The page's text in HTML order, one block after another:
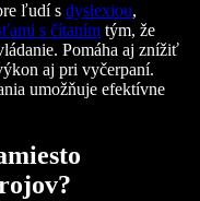
ľudí s dyslexiou,
s čítaním tým, že
Pomáha aj znížiť
aj pri vyčerpaní.
umožňuje efektívne